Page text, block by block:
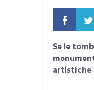
Se le
artistiche